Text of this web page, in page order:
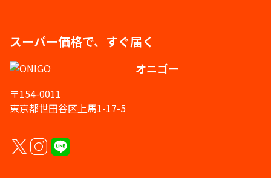
スーパー価格で、すぐ届く
オニゴー
〒154-0011
東京都世田谷区上馬1-17-5